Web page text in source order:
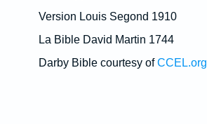
Version Louis Segond 1910
La Bible David Martin 1744
Darby Bible courtesy ofCCEL.org